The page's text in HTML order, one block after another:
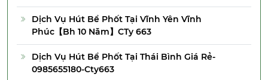
Dịch Vụ Hút Bể Phốt Tại Vĩnh Yên Vĩnh
Phúc【Bh 10 Năm】CTy 663
Dịch Vụ Hút Bể Phốt Tại Thái Bình Giá Rẻ-
0985655180-Cty663